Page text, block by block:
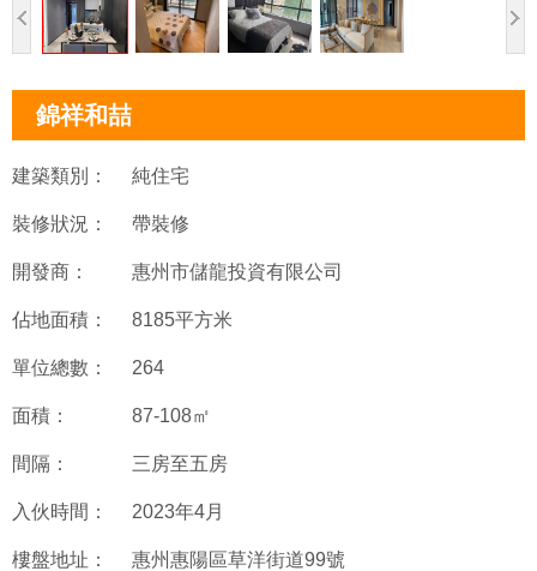
錦祥和喆
建築類別： 純住宅
裝修狀況： 帶裝修
開發商： 惠州市儲龍投資有限公司
佔地面積： 8185平方米
單位總數： 264
面積： 87-108㎡
間隔： 三房至五房
入伙時間： 2023年4月
樓盤地址： 惠州惠陽區草洋街道99號